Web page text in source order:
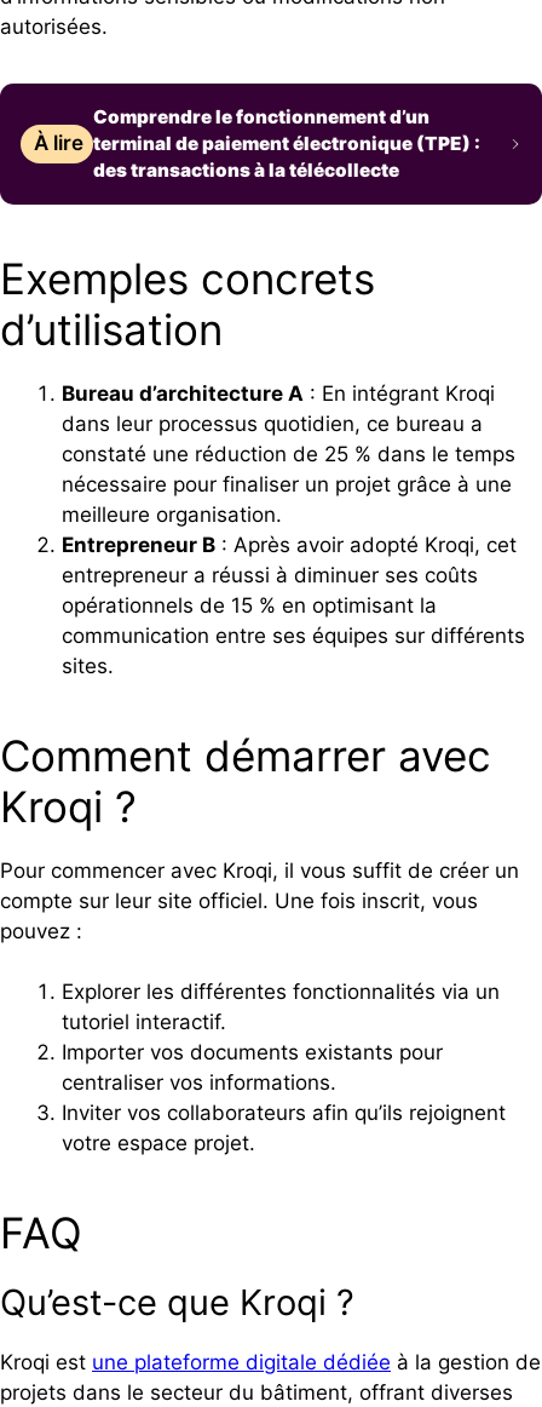
autorisées.
À lire
Comprendre le fonctionnement d’un
terminal de paiement électronique (TPE) :
des transactions à la télécollecte
Exemples concrets
d’utilisation
Bureau d’architecture A : En intégrant Kroqi
dans leur processus quotidien, ce bureau a
constaté une réduction de 25 % dans le temps
nécessaire pour finaliser un projet grâce à une
meilleure organisation.
Entrepreneur B : Après avoir adopté Kroqi, cet
entrepreneur a réussi à diminuer ses coûts
opérationnels de 15 % en optimisant la
communication entre ses équipes sur différents
sites.
Comment démarrer avec
Kroqi ?
Pour commencer avec Kroqi, il vous suffit de créer un
compte sur leur site officiel. Une fois inscrit, vous
pouvez :
Explorer les différentes fonctionnalités via un
tutoriel interactif.
Importer vos documents existants pour
centraliser vos informations.
Inviter vos collaborateurs afin qu’ils rejoignent
votre espace projet.
FAQ
Qu’est-ce que Kroqi ?
Kroqi est une plateforme digitale dédiée à la gestion de
projets dans le secteur du bâtiment, offrant diverses